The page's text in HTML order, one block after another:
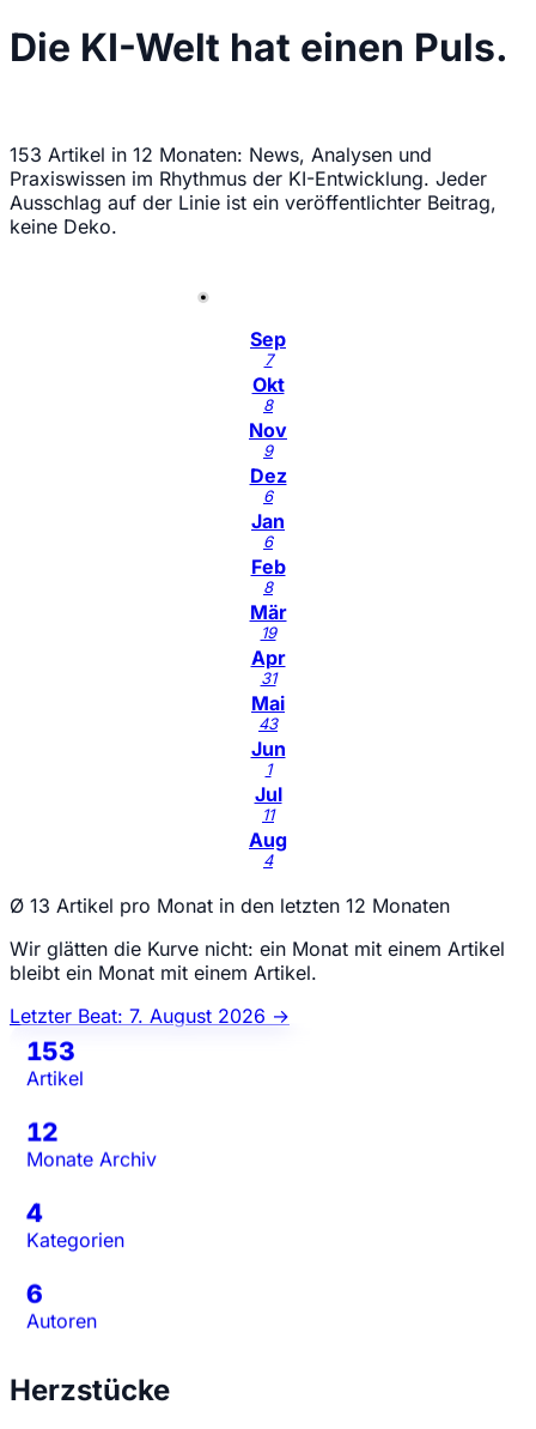
Die KI-Welt hat einen Puls.
153 Artikel in 12 Monaten: News, Analysen und
Praxiswissen im Rhythmus der KI-Entwicklung. Jeder
Ausschlag auf der Linie ist ein veröffentlichter Beitrag,
keine Deko.
Sep
7
Okt
8
Nov
9
Dez
6
Jan
6
Feb
8
Mär
19
Apr
31
Mai
43
Jun
1
Jul
11
Aug
4
Ø 13 Artikel pro Monat in den letzten 12 Monaten
Wir glätten die Kurve nicht: ein Monat mit einem Artikel
bleibt ein Monat mit einem Artikel.
Letzter Beat: 7. August 2026 →
153
Artikel
12
Monate Archiv
4
Kategorien
6
Autoren
Herzstücke